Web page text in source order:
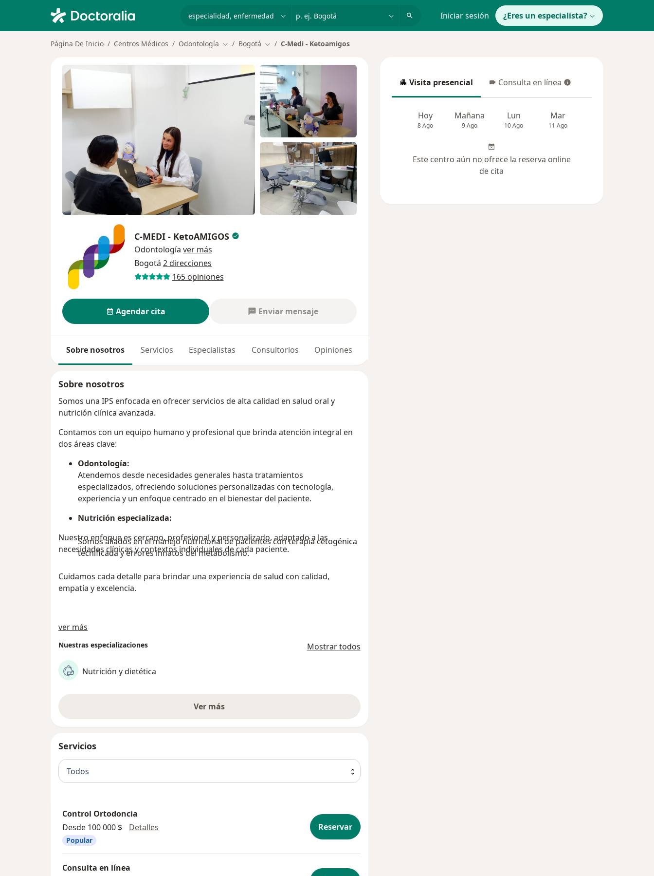
p. ej. Bogotá Iniciar sesión ¿Eres un especialista?
Página De Inicio Centros Médicos Odontología Cambiar de ciudad
Bogotá Cambiar de ciudad
C-Medi - Ketoamigos
C-MEDI - KetoAMIGOS
Odontología ver más
Bogotá 2 direcciones
165 opiniones
Agendar cita Enviar mensaje
Sobre nosotros Servicios Especialistas Consultorios Opiniones
Sobre nosotros
Somos una IPS enfocada en ofrecer servicios de alta calidad en salud oral y
nutrición clínica avanzada.
Contamos con un equipo humano y profesional que brinda atención integral en
dos áreas clave:
Odontología:
Atendemos desde necesidades generales hasta tratamientos
especializados, ofreciendo soluciones personalizadas con tecnología,
experiencia y un enfoque centrado en el bienestar del paciente.
Nutrición especializada:
Somos aliados en el manejo nutricional de pacientes con terapia cetogénica
tecnificada y errores innatos del metabolismo.
Nuestro enfoque es cercano, profesional y personalizado, adaptado a las
necesidades clínicas y contextos individuales de cada paciente.
Cuidamos cada detalle para brindar una experiencia de salud con calidad,
empatía y excelencia.
ver más
Nuestras especializaciones Mostrar todos
Nutrición y dietética
Ver más
Servicios
Todos
Control Ortodoncia
Desde 100 000 $
Detalles
Popular
Reservar
Consulta en línea
Visita presencial
Visita presencial Consulta en línea
Consulta en línea
Hoy
8 Ago
Mañana
9 Ago
Lun
10 Ago
Mar
11 Ago
Este centro aún no ofrece la reserva online
de cita